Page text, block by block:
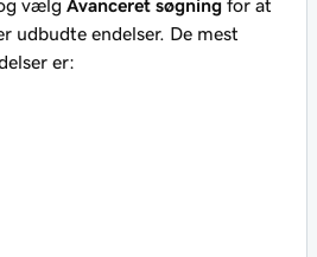
vælg Avanceret søgning for at
udbudte endelser. De mest
er: